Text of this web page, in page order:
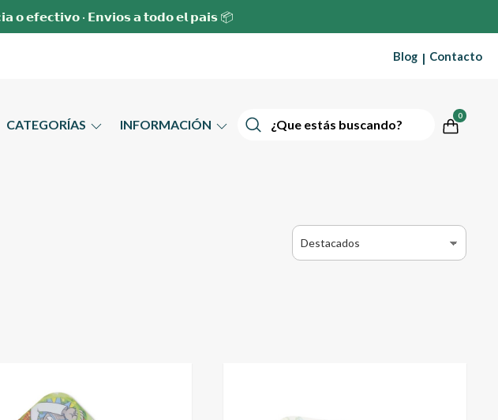
𝗼 𝗲𝗳𝗲𝗰𝘁𝗶𝘃𝗼 · 𝗘𝗻𝘃𝗶𝗼𝘀 𝗮 𝘁𝗼𝗱𝗼 𝗲𝗹 𝗽𝗮𝗶𝘀 📦
Blog | Contacto
CATEGORÍAS INFORMACIÓN
0